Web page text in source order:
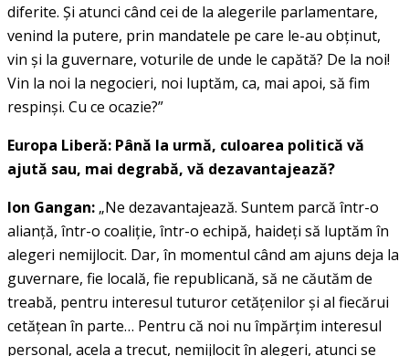
diferite. Şi atunci când cei de la alegerile parlamentare,
venind la putere, prin mandatele pe care le-au obţinut,
vin şi la guvernare, voturile de unde le capătă? De la noi!
Vin la noi la negocieri, noi luptăm, ca, mai apoi, să fim
respinşi. Cu ce ocazie?”
Europa Liberă: Până la urmă, culoarea politică vă
ajută sau, mai degrabă, vă dezavantajează?
Ion Gangan: „Ne dezavantajează. Suntem parcă într-o
alianţă, într-o coaliţie, într-o echipă, haideţi să luptăm în
alegeri nemijlocit. Dar, în momentul când am ajuns deja la
guvernare, fie locală, fie republicană, să ne căutăm de
treabă, pentru interesul tuturor cetăţenilor şi al fiecărui
cetăţean în parte… Pentru că noi nu împărţim interesul
personal, acela a trecut, nemijlocit în alegeri, atunci se